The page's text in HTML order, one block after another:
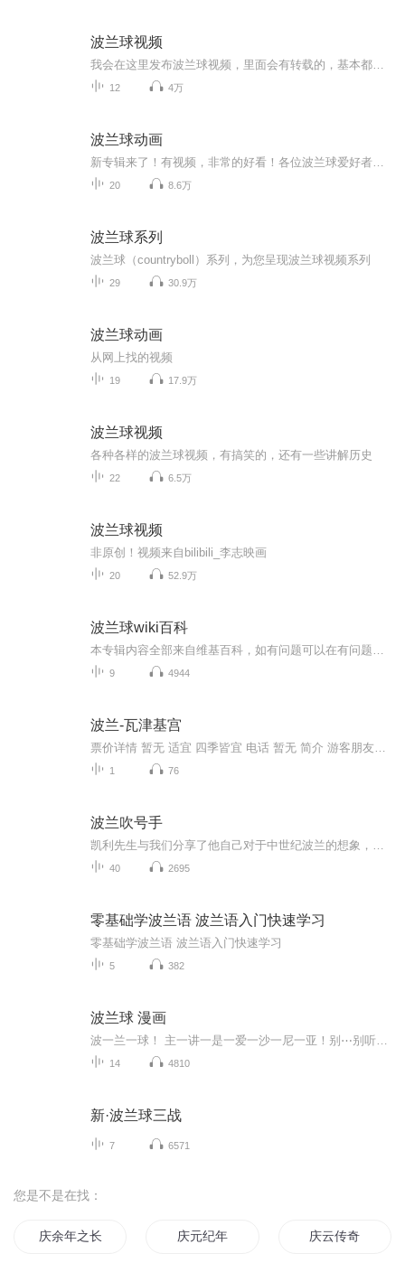
波兰球视频
12 4万
波兰球动画
20 8.6万
波兰球系列
波兰球（countryboll）系列，为您呈现波兰球视频系列
29 30.9万
波兰球动画
从网上找的视频
19 17.9万
波兰球视频
各种各样的波兰球视频，有搞笑的，还有一些讲解历史
22 6.5万
波兰球视频
非原创！视频来自bilibili_李志映画
20 52.9万
波兰球wiki百科
9 4944
波兰-瓦津基宫
1 76
波兰吹号手
40 2695
零基础学波兰语 波兰语入门快速学习
零基础学波兰语 波兰语入门快速学习
5 382
波兰球 漫画
14 4810
新·波兰球三战
7 6571
您是不是在找：
庆余年之长歌行 庆元纪年 庆云传奇